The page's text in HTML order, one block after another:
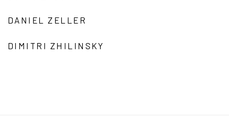
DANIEL ZELLER
DIMITRI ZHILINSKY